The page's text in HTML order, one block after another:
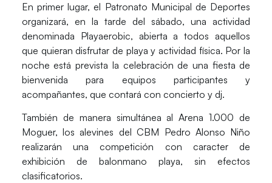
En primer lugar, el Patronato Municipal de Deportes
organizará, en la tarde del sábado, una actividad
denominada Playaerobic, abierta a todos aquellos
que quieran disfrutar de playa y actividad física. Por la
noche está prevista la celebración de una fiesta de
bienvenida para equipos participantes y
acompañantes, que contará con concierto y dj.
También de manera simultánea al Arena 1.000 de
Moguer, los alevines del CBM Pedro Alonso Niño
realizarán una competición con caracter de
exhibición de balonmano playa, sin efectos
clasificatorios.